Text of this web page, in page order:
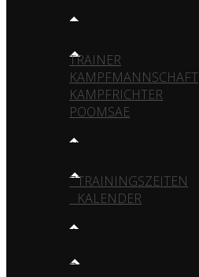
TEAM
TRAINER
KAMPFMANNSCHAFT
KAMPFRICHTER
POOMSAE
TRAINING
TRAININGSZEITEN
KALENDER
MEDIA
GALERIE